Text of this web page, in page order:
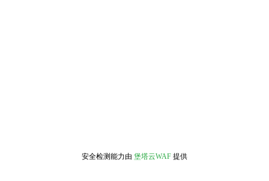
安全检测能力由 堡塔云WAF 提供